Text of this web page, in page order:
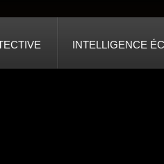
INTELLIGENCE